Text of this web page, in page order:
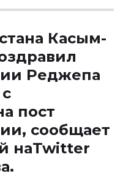
Касым-
Реджепа
пост
сообщает
наTwitter